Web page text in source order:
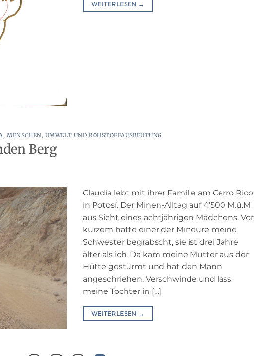
WEITERLESEN →
,MENSCHEN, UMWELT UND ROHSTOFFAUSBEUTUNG
Berg
Claudia lebt mit ihrer Familie am Cerro Rico
in Potosí. Der Minen-Alltag auf 4’500 M.ü.M
aus Sicht eines achtjährigen Mädchens. Vor
kurzem hatte einer der Mineure meine
Schwester begrabscht, sie ist drei Jahre
älter als ich. Da kam meine Mutter aus der
Hütte gestürmt und hat den Mann
angeschriehen. Verschwinde und lass
meine Tochter in […]
WEITERLESEN →